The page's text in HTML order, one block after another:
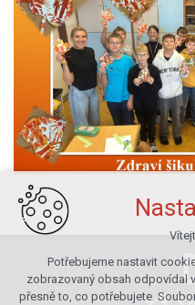
Potřebujeme nastavit
zobrazovaný obsah odpovídal
přesně to, co potřebujete.